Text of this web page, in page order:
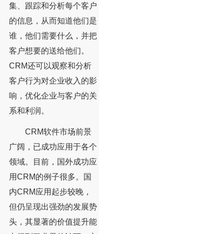
集、跟踪和分析每个客户
的信息，从而知道他们是
谁，他们需要什么，并把
客户想要的送给他们。
CRM还可以观察和分析
客户行为对企业收入的影
响，优化企业与客户的关
系和利润。
CRM软件市场前景
广阔，已成功应用于各个
领域。目前，国外成功应
用CRM的例子很多。国
内CRM应用起步较晚，
但仍呈现出强劲的发展势
头，其显著的价值提升能